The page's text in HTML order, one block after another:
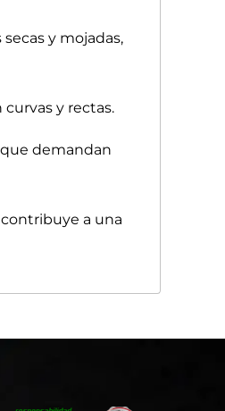
y mojadas,
y rectas.
que demandan
a una